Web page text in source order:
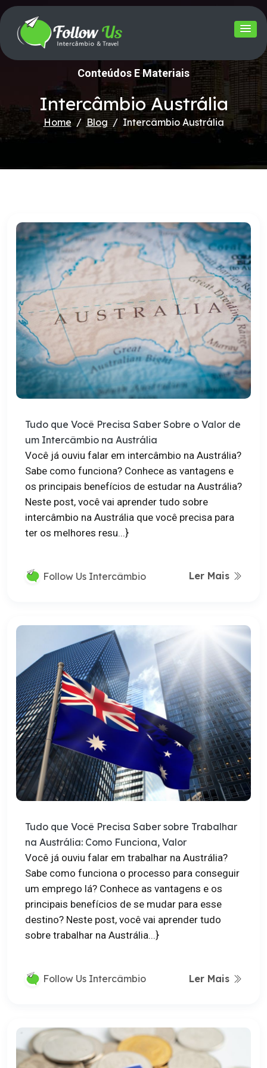
Conteúdos E Materiais
Intercâmbio Austrália
Home Blog Intercâmbio Austrália
Tudo que Você Precisa Saber Sobre o Valor de
um Intercâmbio na Austrália
Você já ouviu falar em intercâmbio na Austrália?
Sabe como funciona? Conhece as vantagens e
os principais benefícios de estudar na Austrália?
Neste post, você vai aprender tudo sobre
intercâmbio na Austrália que você precisa para
ter os melhores resu...}
Follow Us Intercâmbio Ler Mais
Tudo que Você Precisa Saber sobre Trabalhar
na Austrália: Como Funciona, Valor
Você já ouviu falar em trabalhar na Austrália?
Sabe como funciona o processo para conseguir
um emprego lá? Conhece as vantagens e os
principais benefícios de se mudar para esse
destino? Neste post, você vai aprender tudo
sobre trabalhar na Austrália...}
Follow Us Intercâmbio Ler Mais